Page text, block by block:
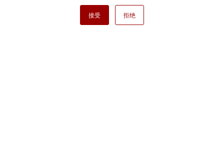
接受 拒绝
Copyright ⓒ Nisshinbo Micro Devices Inc. All Rights Reserved.